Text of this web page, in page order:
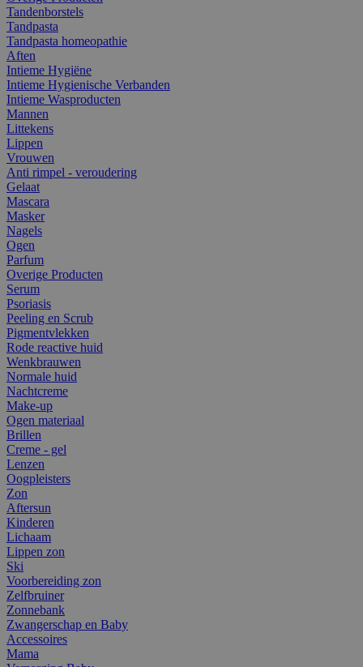
Tandenborstels
Tandpasta
Tandpasta homeopathie
Aften
Intieme Hygiëne
Intieme Hygienische Verbanden
Intieme Wasproducten
Mannen
Littekens
Lippen
Vrouwen
Anti rimpel - veroudering
Gelaat
Mascara
Masker
Nagels
Ogen
Parfum
Overige Producten
Serum
Psoriasis
Peeling en Scrub
Pigmentvlekken
Rode reactive huid
Wenkbrauwen
Normale huid
Nachtcreme
Make-up
Ogen materiaal
Brillen
Creme - gel
Lenzen
Oogpleisters
Zon
Aftersun
Kinderen
Lichaam
Lippen zon
Ski
Voorbereiding zon
Zelfbruiner
Zonnebank
Zwangerschap en Baby
Accessoires
Mama